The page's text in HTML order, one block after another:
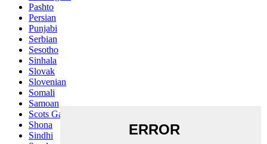
Pashto
Persian
Punjabi
Serbian
Sesotho
Sinhala
Slovak
Slovenian
Somali
Samoan
Scots Gaelic
Shona
Sindhi